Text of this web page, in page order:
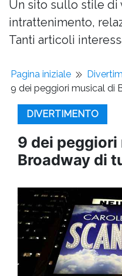
Un sito sullo stile di
intrattenimento,
Tanti articoli
Pagina iniziale
9 dei peggiori musical di
DIVERTIMENTO
9 dei peggiori
Broadway di